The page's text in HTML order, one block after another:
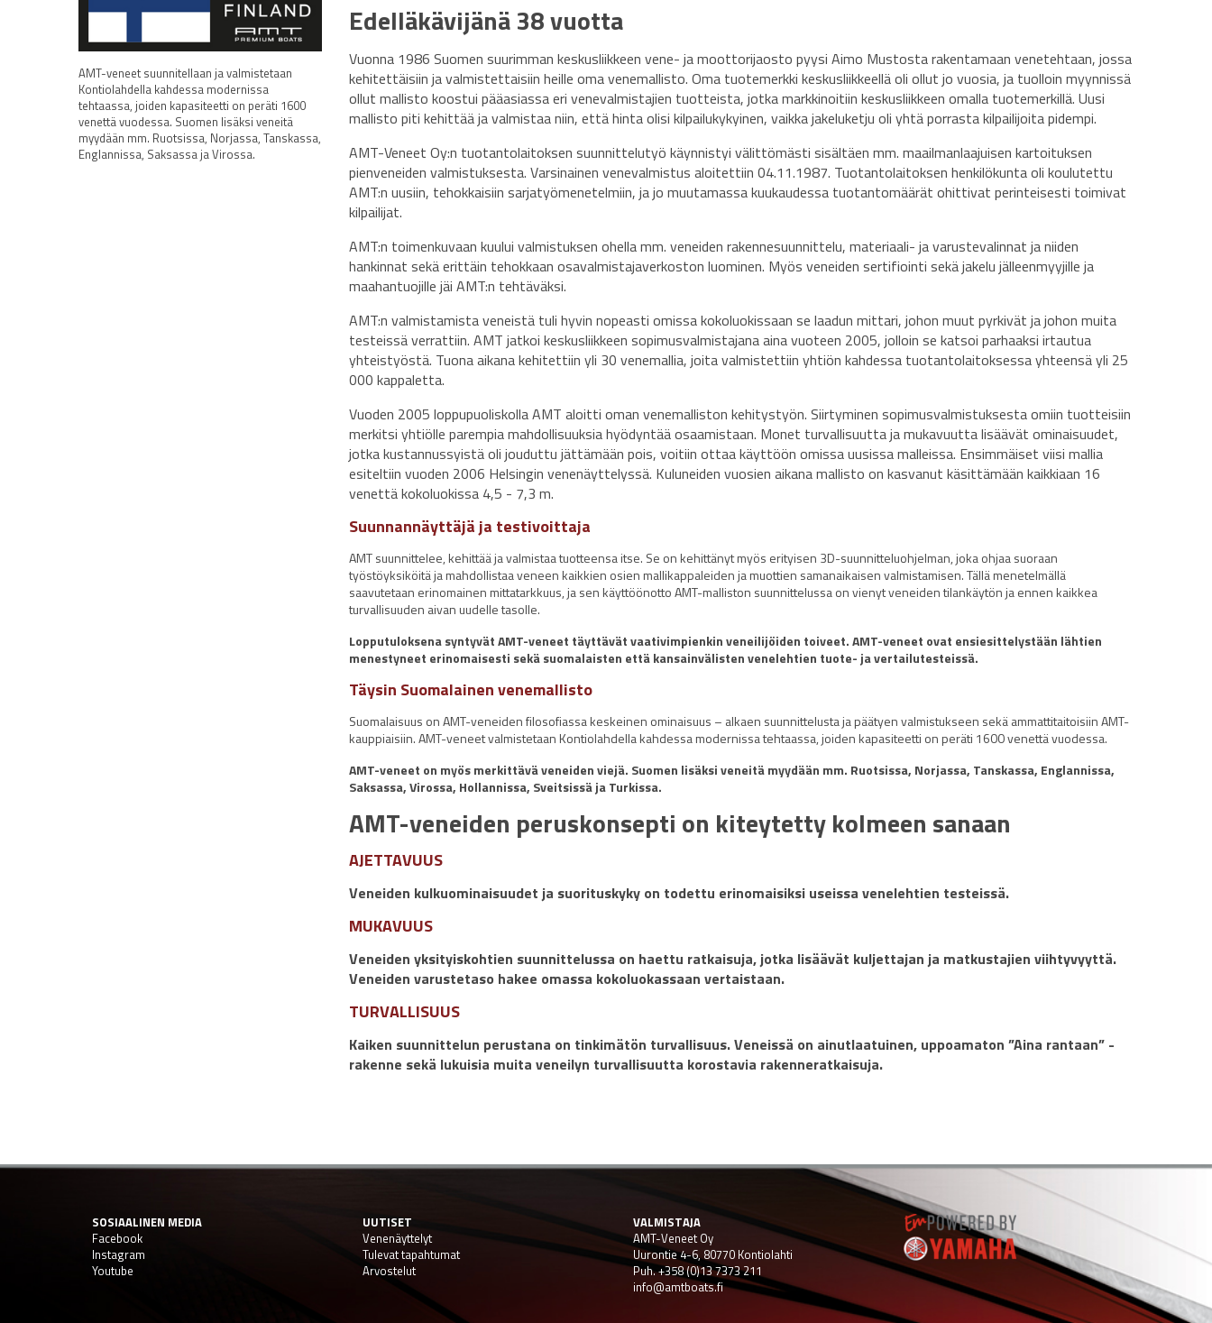
Edelläkävijänä 38 vuotta
Vuonna 1986 Suomen suurimman keskusliikkeen vene- ja moottorijaosto pyysi Aimo Mustosta rakentamaan venetehtaan, jossa
kehitettäisiin ja valmistettaisiin heille oma venemallisto. Oma tuotemerkki keskusliikkeellä oli ollut jo vuosia, ja tuolloin myynnissä
ollut mallisto koostui pääasiassa eri venevalmistajien tuotteista, jotka markkinoitiin keskusliikkeen omalla tuotemerkillä. Uusi
mallisto piti kehittää ja valmistaa niin, että hinta olisi kilpailukykyinen, vaikka jakeluketju oli yhtä porrasta kilpailijoita pidempi.
AMT-Veneet Oy:n tuotantolaitoksen suunnittelutyö käynnistyi välittömästi sisältäen mm. maailmanlaajuisen kartoituksen
pienveneiden valmistuksesta. Varsinainen venevalmistus aloitettiin 04.11.1987. Tuotantolaitoksen henkilökunta oli koulutettu
AMT:n uusiin, tehokkaisiin sarjatyömenetelmiin, ja jo muutamassa kuukaudessa tuotantomäärät ohittivat perinteisesti toimivat
kilpailijat.
AMT:n toimenkuvaan kuului valmistuksen ohella mm. veneiden rakennesuunnittelu, materiaali- ja varustevalinnat ja niiden
hankinnat sekä erittäin tehokkaan osavalmistajaverkoston luominen. Myös veneiden sertifiointi sekä jakelu jälleenmyyjille ja
maahantuojille jäi AMT:n tehtäväksi.
AMT:n valmistamista veneistä tuli hyvin nopeasti omissa kokoluokissaan se laadun mittari, johon muut pyrkivät ja johon muita
testeissä verrattiin. AMT jatkoi keskusliikkeen sopimusvalmistajana aina vuoteen 2005, jolloin se katsoi parhaaksi irtautua
yhteistyöstä. Tuona aikana kehitettiin yli 30 venemallia, joita valmistettiin yhtiön kahdessa tuotantolaitoksessa yhteensä yli 25
000 kappaletta.
Vuoden 2005 loppupuoliskolla AMT aloitti oman venemalliston kehitystyön. Siirtyminen sopimusvalmistuksesta omiin tuotteisiin
merkitsi yhtiölle parempia mahdollisuuksia hyödyntää osaamistaan. Monet turvallisuutta ja mukavuutta lisäävät ominaisuudet,
jotka kustannussyistä oli jouduttu jättämään pois, voitiin ottaa käyttöön omissa uusissa malleissa. Ensimmäiset viisi mallia
esiteltiin vuoden 2006 Helsingin venenäyttelyssä. Kuluneiden vuosien aikana mallisto on kasvanut käsittämään kaikkiaan 16
venettä kokoluokissa 4,5 - 7,3 m.
Suunnannäyttäjä ja testivoittaja
AMT suunnittelee, kehittää ja valmistaa tuotteensa itse. Se on kehittänyt myös erityisen 3D-suunnitteluohjelman, joka ohjaa suoraan
työstöyksiköitä ja mahdollistaa veneen kaikkien osien mallikappaleiden ja muottien samanaikaisen valmistamisen. Tällä menetelmällä
saavutetaan erinomainen mittatarkkuus, ja sen käyttöönotto AMT-malliston suunnittelussa on vienyt veneiden tilankäytön ja ennen kaikkea
turvallisuuden aivan uudelle tasolle.
Lopputuloksena syntyvät AMT-veneet täyttävät vaativimpienkin veneilijöiden toiveet. AMT-veneet ovat ensiesittelystään lähtien
menestyneet erinomaisesti sekä suomalaisten että kansainvälisten venelehtien tuote- ja vertailutesteissä.
Täysin Suomalainen venemallisto
Suomalaisuus on AMT-veneiden filosofiassa keskeinen ominaisuus – alkaen suunnittelusta ja päätyen valmistukseen sekä ammattitaitoisiin AMT-
kauppiaisiin. AMT-veneet valmistetaan Kontiolahdella kahdessa modernissa tehtaassa, joiden kapasiteetti on peräti 1600 venettä vuodessa.
AMT-veneet on myös merkittävä veneiden viejä. Suomen lisäksi veneitä myydään mm. Ruotsissa, Norjassa, Tanskassa, Englannissa,
Saksassa, Virossa, Hollannissa, Sveitsissä ja Turkissa.
AMT-veneiden peruskonsepti on kiteytetty kolmeen sanaan
AJETTAVUUS
Veneiden kulkuominaisuudet ja suorituskyky on todettu erinomaisiksi useissa venelehtien testeissä.
MUKAVUUS
Veneiden yksityiskohtien suunnittelussa on haettu ratkaisuja, jotka lisäävät kuljettajan ja matkustajien viihtyvyyttä.
Veneiden varustetaso hakee omassa kokoluokassaan vertaistaan.
TURVALLISUUS
Kaiken suunnittelun perustana on tinkimätön turvallisuus. Veneissä on ainutlaatuinen, uppoamaton ”Aina rantaan” -
rakenne sekä lukuisia muita veneilyn turvallisuutta korostavia rakenneratkaisuja.
AMT-veneet suunnitellaan ja valmistetaan
Kontiolahdella kahdessa modernissa
tehtaassa, joiden kapasiteetti on peräti 1600
venettä vuodessa. Suomen lisäksi veneitä
myydään mm. Ruotsissa, Norjassa, Tanskassa,
Englannissa, Saksassa ja Virossa.
SOSIAALINEN MEDIA
Facebook
Instagram
Youtube
UUTISET
Venenäyttelyt
Tulevat tapahtumat
Arvostelut
VALMISTAJA
AMT-Veneet Oy
Uurontie 4-6, 80770 Kontiolahti
Puh. +358 (0)13 7373 211
info@amtboats.fi